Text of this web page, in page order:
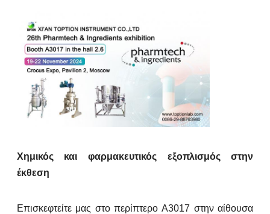
Χημικός και φαρμακευτικός εξοπλισμός στην
έκθεση
Επισκεφτείτε μας στο περίπτερο Α3017 στην αίθουσα